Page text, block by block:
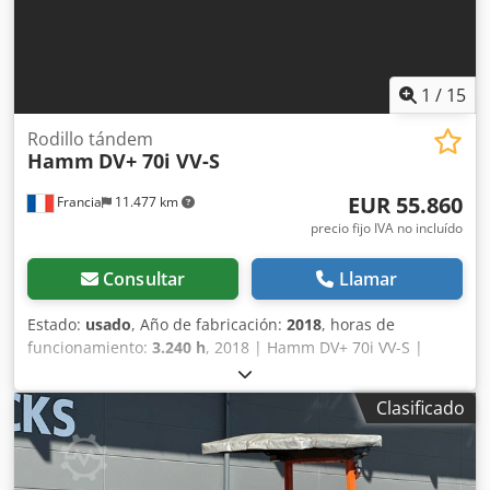
1 / 15
Francia 11.477 km
Rodillo tándem
Hamm DV+ 70i VV-S
EUR 55.860
precio fijo IVA no incluído
Consultar Llamar
Estado: usado, Año de fabricación: 2018, horas de
funcionamiento: 3.240 h, 2018 | Hamm DV+ 70i VV-S |
Rodillo tándem usado | 3240 horas Dcedpfx
Anezmawasusk 📍Ubicación: Francia 🚛 Ofrecemos la
posibilidad de entrega en su destino. ¡Utilice nuestra
calculadora de envío para estimar los costos de transporte!
💰 Compre ahora por 55900 EUR o haga una oferta. El pago
se puede realizar al momento de la entrega por una tarifa
Clasificado